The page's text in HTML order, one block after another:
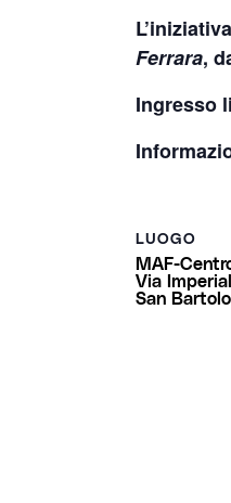
Ferrara,
Ingresso
LUOGO
MAF-
Via
San